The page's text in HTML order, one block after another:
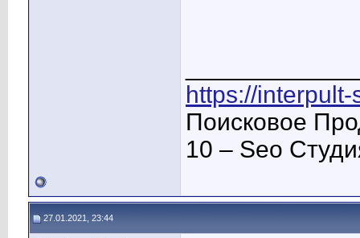
https://
Поисковое
10 – Seo
27.01.2021, 23:44